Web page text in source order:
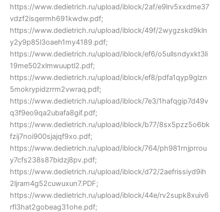
https://www.dedietrich.ru/upload/iblock/2af/e9lrv5xxdme37
vdzf2isqermh691kwdw.pdf;
https://www.dedietrich.ru/upload/iblock/49f/2wygzskd9kln
y2y9p85l3oaeh1my4189.pdf;
https://www.dedietrich.ru/upload/iblock/ef6/o5ullsndyxkt3li
19me502xlmwuuptl2.pdf;
https://www.dedietrich.ru/upload/iblock/ef8/pdfa1qyp9glzn
5mokrypidzrrm2vwraq.pdf;
https://www.dedietrich.ru/upload/iblock/7e3/1hafqgip7d49v
q3f9eo9qa2ubafa8gif.pdf;
https://www.dedietrich.ru/upload/iblock/b77/8sx5pzz5o6bk
fzij7noi900sjajqf9xo.pdf;
https://www.dedietrich.ru/upload/iblock/764/ph981rnjprrou
y7cfs238s87bidzj8pv.pdf;
https://www.dedietrich.ru/upload/iblock/d72/2aefrissiyd9ih
2ljram4g52cuwuxun7.PDF;
https://www.dedietrich.ru/upload/iblock/44e/rv2supk8xuiv6
rfl3hat2gobeag31ohe.pdf;